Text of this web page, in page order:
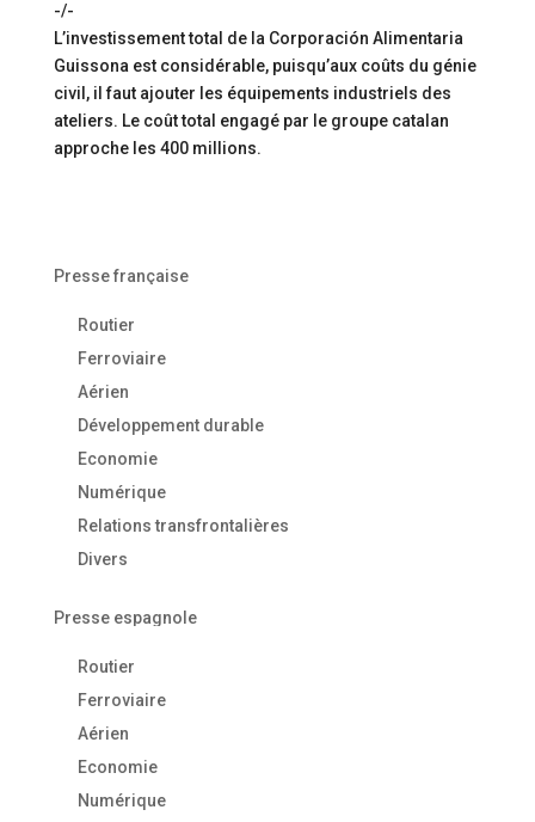
-/-
L’investissement total de la Corporación Alimentaria
Guissona est considérable, puisqu’aux coûts du génie
civil, il faut ajouter les équipements industriels des
ateliers. Le coût total engagé par le groupe catalan
approche les 400 millions.
Presse française
Routier
Ferroviaire
Aérien
Développement durable
Economie
Numérique
Relations transfrontalières
Divers
Presse espagnole
Routier
Ferroviaire
Aérien
Economie
Numérique